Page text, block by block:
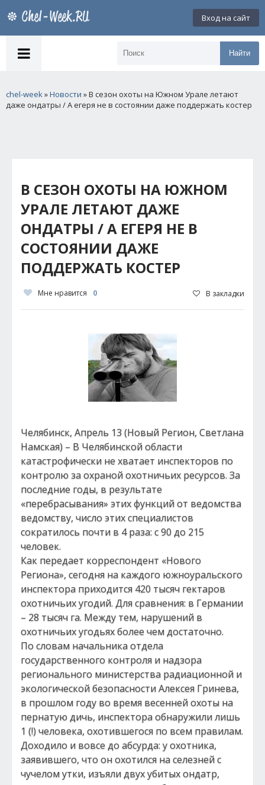
Вход на сайт
Найти
chel-week»Новости » В сезон охоты на Южном Урале летают
даже ондатры / А егеря не в состоянии даже поддержать костер
В СЕЗОН ОХОТЫ НА ЮЖНОМ
УРАЛЕ ЛЕТАЮТ ДАЖЕ
ОНДАТРЫ / А ЕГЕРЯ НЕ В
СОСТОЯНИИ ДАЖЕ
ПОДДЕРЖАТЬ КОСТЕР
Мне нравится 0 В закладки
Челябинск, Апрель 13 (Новый Регион, Светлана
Намская) – В Челябинской области
катастрофически не хватает инспекторов по
контролю за охраной охотничьих ресурсов. За
последние годы, в результате
«перебрасывания» этих функций от ведомства
ведомству, число этих специалистов
сократилось почти в 4 раза: с 90 до 215
человек.
Как передает корреспондент «Нового
Региона», сегодня на каждого южноуральского
инспектора приходится 420 тысяч гектаров
охотничьих угодий. Для сравнения: в Германии
– 28 тысяч га. Между тем, нарушений в
охотничьих угодьях более чем достаточно.
По словам начальника отдела
государственного контроля и надзора
регионального министерства радиационной и
экологической безопасности Алексея Гринева,
в прошлом году во время весенней охоты на
пернатую дичь, инспектора обнаружили лишь
1 (!) человека, охотившегося по всем правилам.
Доходило и вовсе до абсурда: у охотника,
заявившего, что он охотился на селезней с
чучелом утки, изъяли двух убитых ондатр,